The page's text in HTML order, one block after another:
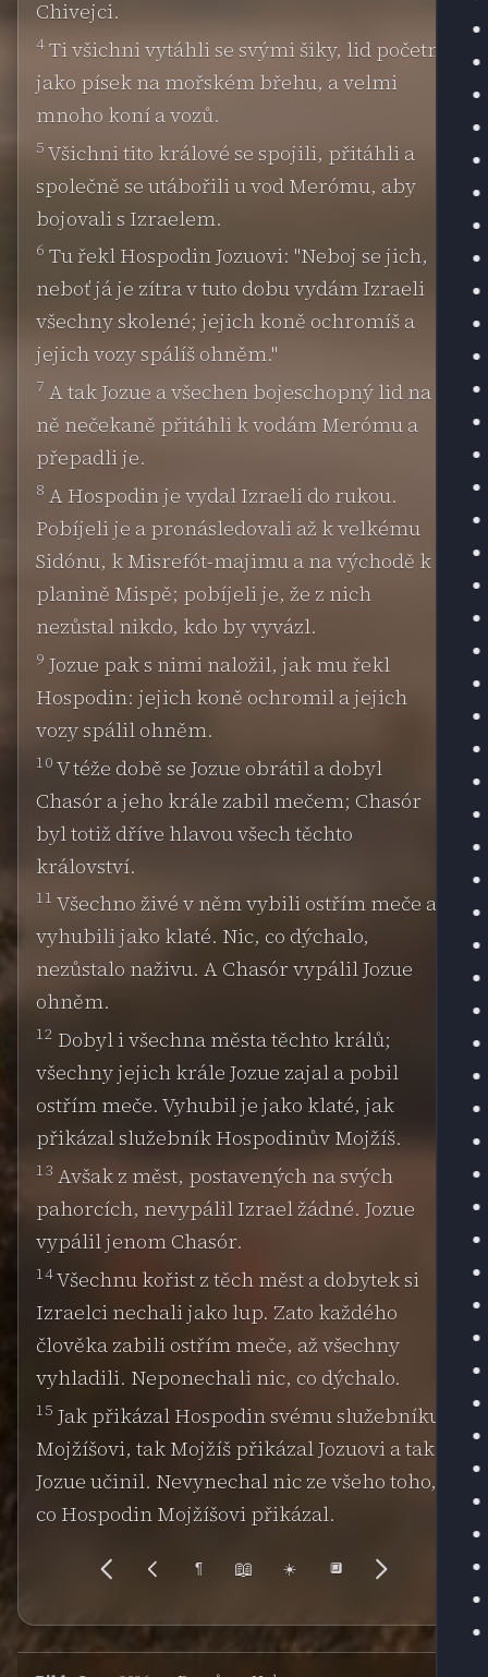
Chivejci.
4 Ti všichni vytáhli se svými šiky, lid početný
jako písek na mořském břehu, a velmi
mnoho koní a vozů.
5 Všichni tito králové se spojili, přitáhli a
společně se utábořili u vod Merómu, aby
bojovali s Izraelem.
6 Tu řekl Hospodin Jozuovi: "Neboj se jich,
neboť já je zítra v tuto dobu vydám Izraeli
všechny skolené; jejich koně ochromíš a
jejich vozy spálíš ohněm."
7 A tak Jozue a všechen bojeschopný lid na
ně nečekaně přitáhli k vodám Merómu a
přepadli je.
8 A Hospodin je vydal Izraeli do rukou.
Pobíjeli je a pronásledovali až k velkému
Sidónu, k Misrefót-majimu a na východě k
planině Mispě; pobíjeli je, že z nich
nezůstal nikdo, kdo by vyvázl.
9 Jozue pak s nimi naložil, jak mu řekl
Hospodin: jejich koně ochromil a jejich
vozy spálil ohněm.
10 V téže době se Jozue obrátil a dobyl
Chasór a jeho krále zabil mečem; Chasór
byl totiž dříve hlavou všech těchto
království.
11 Všechno živé v něm vybili ostřím meče a
vyhubili jako klaté. Nic, co dýchalo,
nezůstalo naživu. A Chasór vypálil Jozue
ohněm.
12 Dobyl i všechna města těchto králů;
všechny jejich krále Jozue zajal a pobil
ostřím meče. Vyhubil je jako klaté, jak
přikázal služebník Hospodinův Mojžíš.
13 Avšak z měst, postavených na svých
pahorcích, nevypálil Izrael žádné. Jozue
vypálil jenom Chasór.
14Všechnu kořist z těch měst a dobytek si
Izraelci nechali jako lup. Zato každého
člověka zabili ostřím meče, až všechny
vyhladili. Neponechali nic, co dýchalo.
15 Jak přikázal Hospodin svému služebníku
Mojžíšovi, tak Mojžíš přikázal Jozuovi a tak
Jozue učinil. Nevynechal nic ze všeho toho,
co Hospodin Mojžíšovi přikázal.
¶ 📖 ☀️ 🔲